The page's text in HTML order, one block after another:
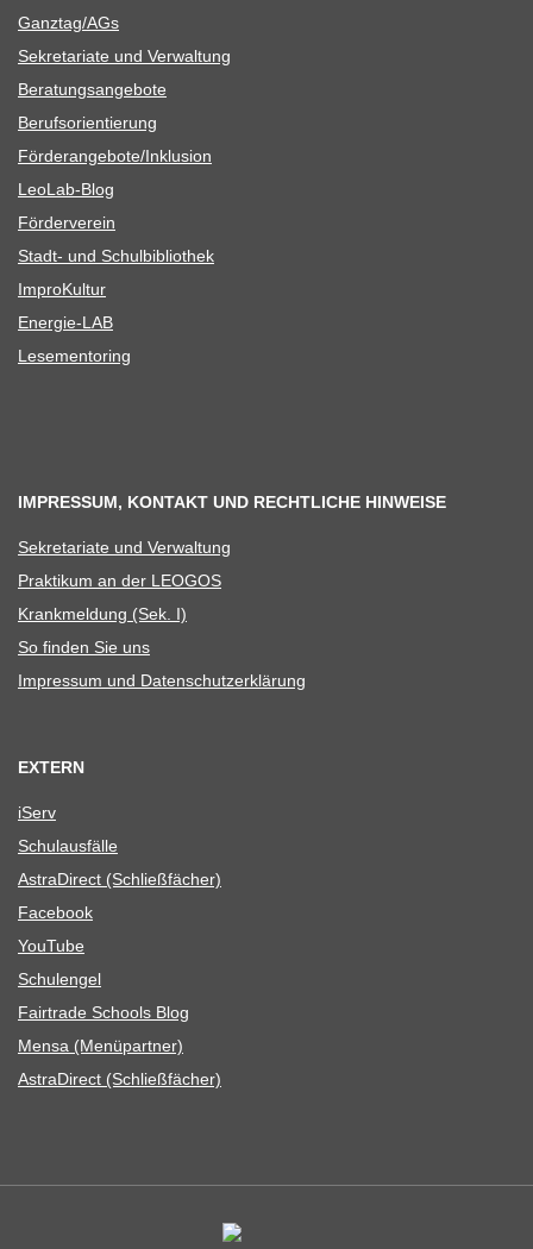
Ganztag/​​AGs
Sekre­ta­riate und Verwaltung
Bera­tungs­an­ge­bote
Berufs­ori­en­tie­rung
Förderangebote/​​Inklusion
Leo­Lab-Blog
För­der­ver­ein
Stadt- und Schulbibliothek
Impro­Kul­tur
Ener­­gie-LAB
Lese­men­to­ring
IMPRESSUM, KONTAKT UND RECHTLICHE HINWEISE
Sekre­ta­riate und Verwaltung
Prak­ti­kum an der LEOGOS
Krank­mel­dung (Sek. I)
So fin­den Sie uns
Impres­sum und Datenschutzerklärung
EXTERN
iServ
Schul­aus­fälle
Astra­Di­rect (Schließ­fä­cher)
Face­book
You­Tube
Schul­en­gel
Fair­trade Schools Blog
Mensa (Menü­part­ner)
Astra­Di­rect (Schließ­fä­cher)